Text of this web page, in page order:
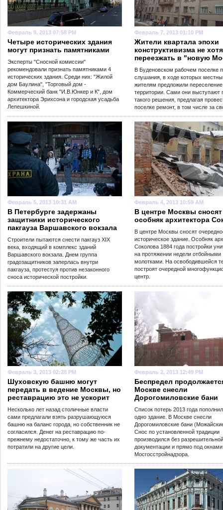
Февраль 9, 2013 07:58 PM
Четыре исторических здания
могут признать памятниками
Эксперты "Сносной комиссии"
рекомендовали признать памятниками 4
исторических здания. Среди них: "Жилой
дом Баулина", "Торговый дом -
Коммерческий банк "И.В.Юнкер и К", дом
архитектора Эрихсона и городская усадьба
Лепешкиной.
Февраль 7, 2013 01:10 PM
Жители квартала эпохи
конструктивизма не
переезжать в "новую
В Буденовском рабочем поселке
слушания, в ходе которых
жителям предложили
территории. Сами они выступают
такого решения, предлагая
поселке ремонт, в том числе за
Февраль 5, 2013 10:31 AM
В Петербурге задержаны
защитники исторического
пакгауза Варшавского вокзала
Строители пытаются снести пакгауз XIX
века, входящий в комплекс зданий
Варшавского вокзала. Днем группа
градозащитников заперлась внутри
пакгауза, протестуя против незаконного
сноса исторической постройки.
Февраль 4, 2013 10:59 AM
В центре Москвы сносят
особняк архитектора
В центре Москвы сносят
историческое здание. Особняк
Соколова 1884 года постройки
на протяжении недели отбойными
молотками. На освободившейся
построят очередной
центр.
Февраль 3, 2013 02:28 PM
Шуховскую башню могут
передать в ведение Москвы, но
реставрацию это не ускорит
Несколько лет назад столичные власти
сами предлагали взять разрушающуюся
башню на баланс города, но собственник не
согласился. Денег на реставрацию по-
прежнему недостаточно, к тому же часть их
потратили на другие цели.
Февраль 2, 2013 12:49 PM
Беспредел
Москве снесли
Дорогомиловские бани
Список потерь 2013 года
одно здание. В Москве снесли
Дорогомиловские бани
Снос по установленной традиции
производился без разрешительной
документации и прямо под окнами
Мосгосстройнадзора.